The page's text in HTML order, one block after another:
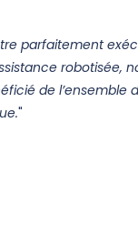
parfaitement
robotisée,
de l’ensemble
"